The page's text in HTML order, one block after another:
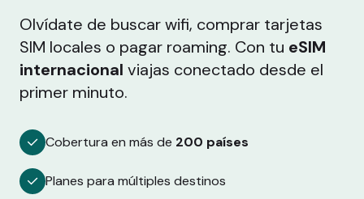
Olvídate de buscar wifi, comprar tarjetas
SIM locales o pagar roaming. Con tu eSIM
internacional viajas conectado desde el
primer minuto.
Cobertura en más de 200 países
Planes para múltiples destinos